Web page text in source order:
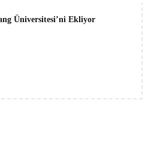
Üniversitesi’ni Ekliyor